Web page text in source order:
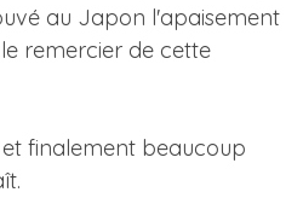
au Japon l'apaisement
remercier de cette
finalement beaucoup